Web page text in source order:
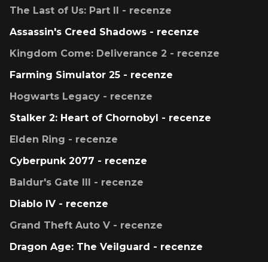
The Last of Us: Part II - recenze
Assassin's Creed Shadows - recenze
Kingdom Come: Deliverance 2 - recenze
Farming Simulator 25 - recenze
Hogwarts Legacy - recenze
Stalker 2: Heart of Chornobyl - recenze
Elden Ring - recenze
Cyberpunk 2077 - recenze
Baldur's Gate III - recenze
Diablo IV - recenze
Grand Theft Auto V - recenze
Dragon Age: The Veilguard - recenze